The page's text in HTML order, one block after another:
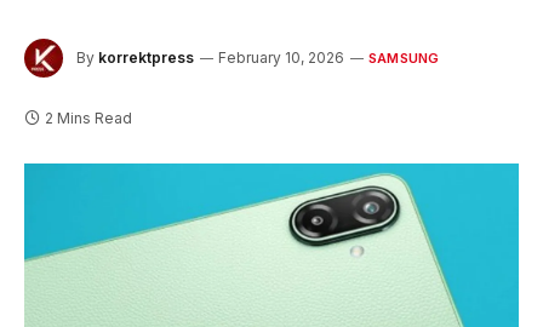
By korrektpress February 10, 2026 SAMSUNG
2 Mins Read